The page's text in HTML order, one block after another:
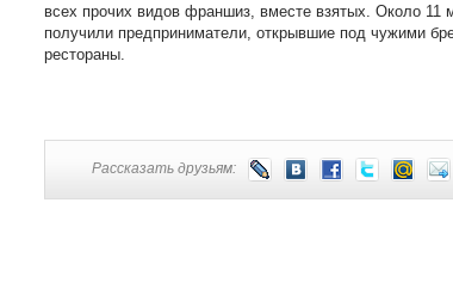
всех прочих видов франшиз, вместе взятых. Около 11
получили предприниматели, открывшие под чужими
рестораны.
Рассказать друзьям: